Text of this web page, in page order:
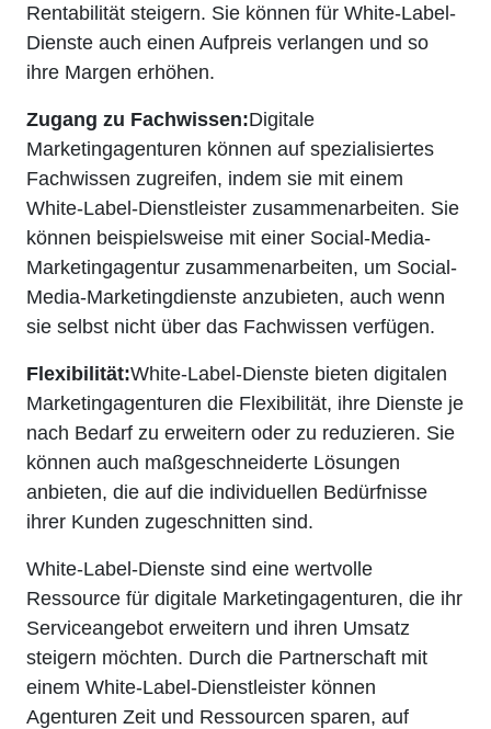
Rentabilität steigern. Sie können für White-Label-
Dienste auch einen Aufpreis verlangen und so
ihre Margen erhöhen.
Zugang zu Fachwissen:Digitale
Marketingagenturen können auf spezialisiertes
Fachwissen zugreifen, indem sie mit einem
White-Label-Dienstleister zusammenarbeiten. Sie
können beispielsweise mit einer Social-Media-
Marketingagentur zusammenarbeiten, um Social-
Media-Marketingdienste anzubieten, auch wenn
sie selbst nicht über das Fachwissen verfügen.
Flexibilität:White-Label-Dienste bieten digitalen
Marketingagenturen die Flexibilität, ihre Dienste je
nach Bedarf zu erweitern oder zu reduzieren. Sie
können auch maßgeschneiderte Lösungen
anbieten, die auf die individuellen Bedürfnisse
ihrer Kunden zugeschnitten sind.
White-Label-Dienste sind eine wertvolle
Ressource für digitale Marketingagenturen, die ihr
Serviceangebot erweitern und ihren Umsatz
steigern möchten. Durch die Partnerschaft mit
einem White-Label-Dienstleister können
Agenturen Zeit und Ressourcen sparen, auf